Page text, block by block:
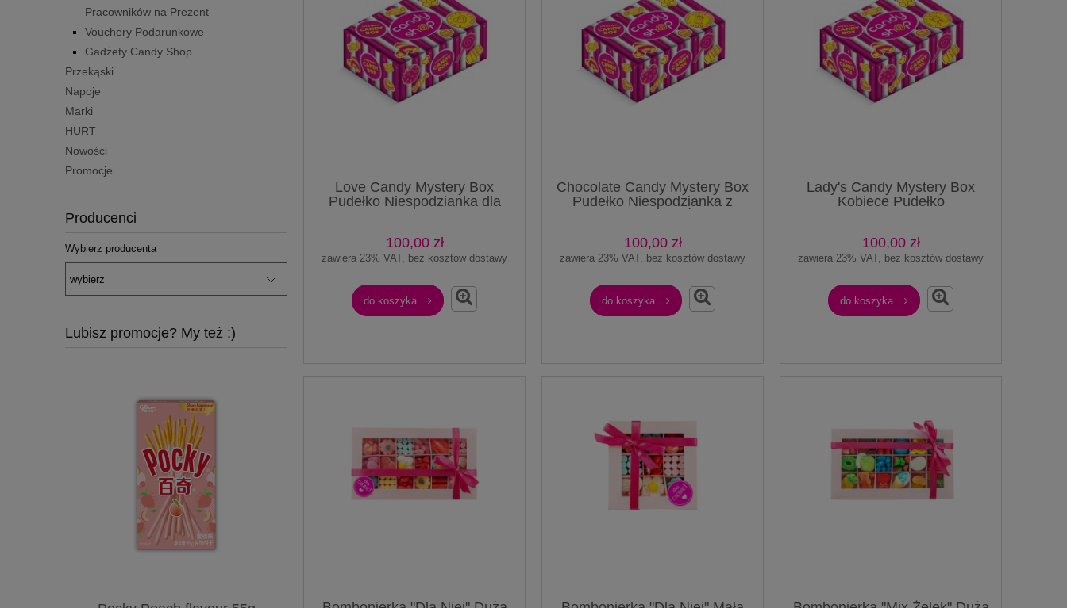
Pracowników na Prezent
Vouchery Podarunkowe
Gadżety Candy Shop
Przekąski
Napoje
Marki
HURT
Nowości
Promocje
Producenci
Wybierz producenta
Lubisz promocje? My też :)
Love Candy Mystery Box
Pudełko Niespodzianka dla
100,00 zł
zawiera 23% VAT, bez kosztów dostawy
do koszyka
Chocolate Candy Mystery Box
Pudełko Niespodzianka z
100,00 zł
zawiera 23% VAT, bez kosztów dostawy
do koszyka
Lady's Candy Mystery Box
Kobiece Pudełko
100,00 zł
zawiera 23% VAT, bez kosztów dostawy
do koszyka